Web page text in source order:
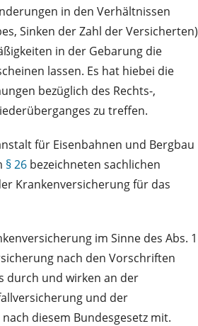
in den Verhältnissen
Sinken der Zahl der Versicherten)
in der Gebarung die
lassen. Es hat hiebei die
bezüglich des Rechts-,
zu treffen.
für Eisenbahnen und Bergbau
§ 26 bezeichneten sachlichen
Krankenversicherung für das
im Sinne des Abs. 1
nach den Vorschriften
durch und wirken an der
und der
diesem Bundesgesetz mit.